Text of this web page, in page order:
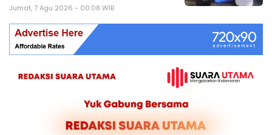
Jumat, 7 Agu 2026 - 00:08 WIB